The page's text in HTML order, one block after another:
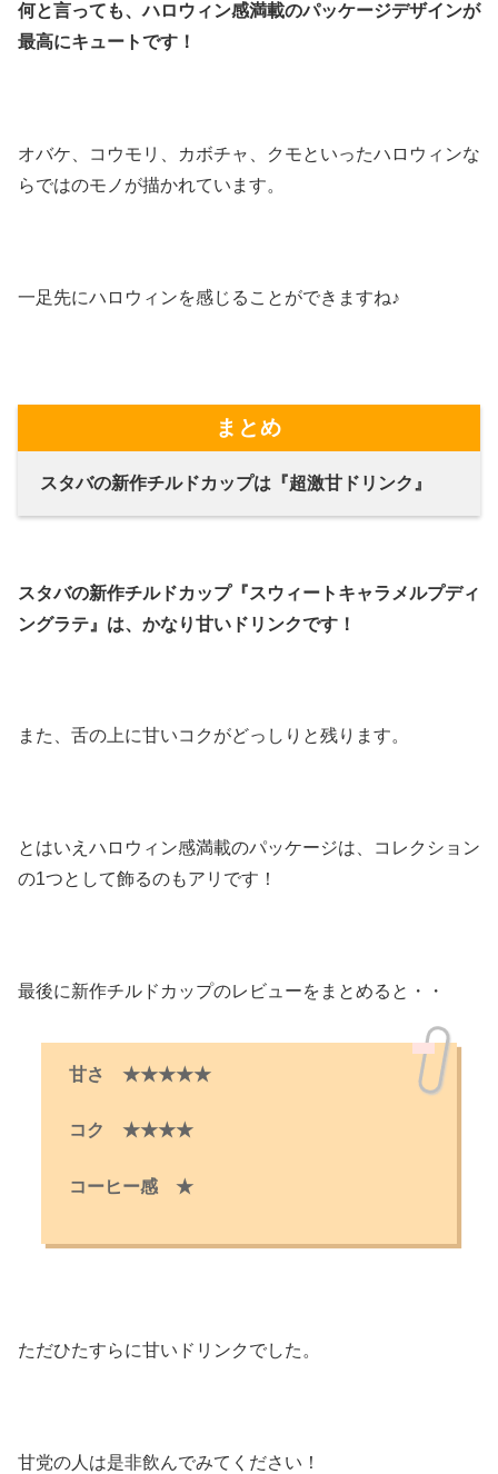
何と言っても、ハロウィン感満載のパッケージデザインが
最高にキュートです！
オバケ、コウモリ、カボチャ、クモといったハロウィンな
らではのモノが描かれています。
一足先にハロウィンを感じることができますね♪
まとめ
スタバの新作チルドカップは『超激甘ドリンク』
スタバの新作チルドカップ『スウィートキャラメルプディ
ングラテ』は、かなり甘いドリンクです！
また、舌の上に甘いコクがどっしりと残ります。
とはいえハロウィン感満載のパッケージは、コレクション
の1つとして飾るのもアリです！
最後に新作チルドカップのレビューをまとめると・・
甘さ ★★★★★
コク ★★★★
コーヒー感 ★
ただひたすらに甘いドリンクでした。
甘党の人は是非飲んでみてください！